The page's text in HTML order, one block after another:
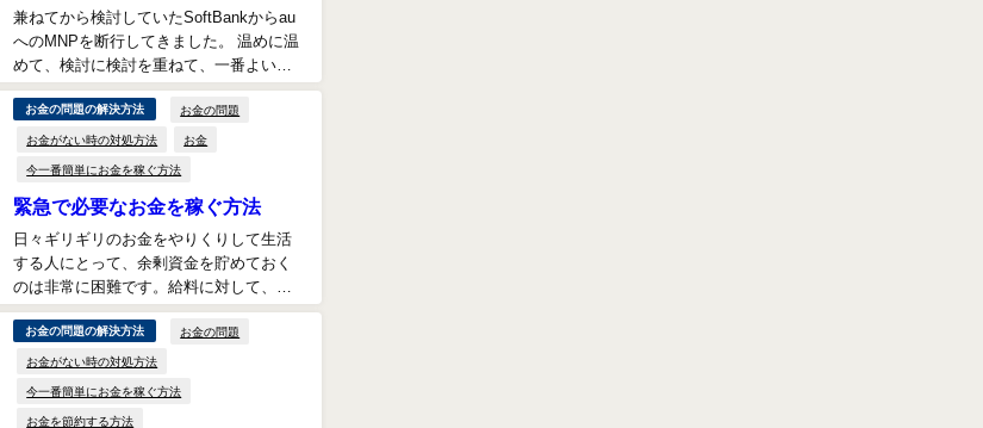
兼ねてから検討していたSoftBankからau
へのMNPを断行してきました。 温めに温
めて、検討に検討を重ねて、一番よい形
でMNPするのを狙っていましたが、現
段...
お金の問題の解決方法 お金の問題
お金がない時の対処方法 お金
今一番簡単にお金を稼ぐ方法
緊急で必要なお金を稼ぐ方法
日々ギリギリのお金をやりくりして生活
する人にとって、余剰資金を貯めておく
のは非常に困難です。給料に対して、最
低限必要な出費がほとんどを締める場
合、ほとんど貯金を...
お金の問題の解決方法 お金の問題
お金がない時の対処方法
今一番簡単にお金を稼ぐ方法
お金を節約する方法